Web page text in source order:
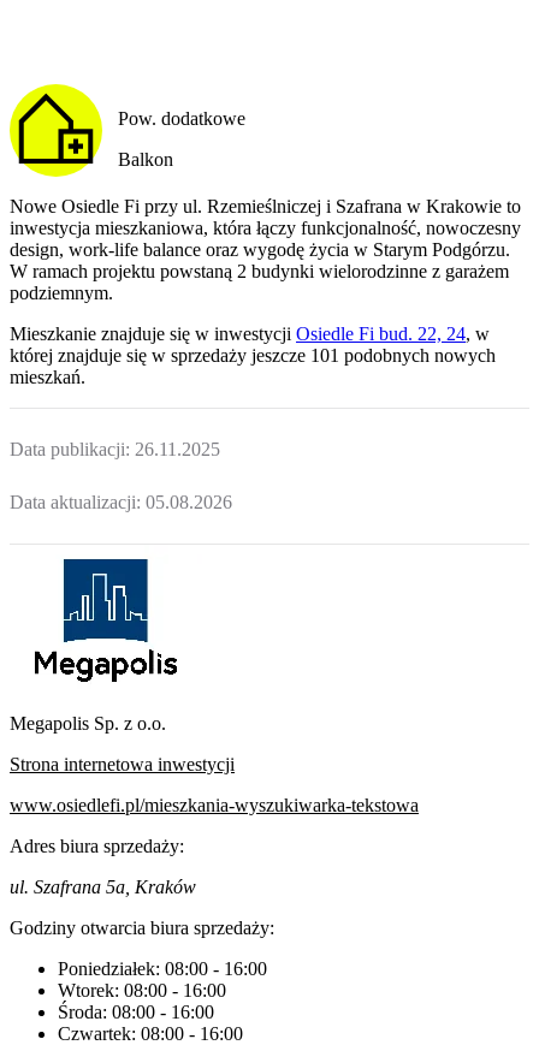
Pow. dodatkowe
Balkon
Nowe Osiedle Fi przy ul. Rzemieślniczej i Szafrana w Krakowie to
inwestycja mieszkaniowa, która łączy funkcjonalność, nowoczesny
design, work-life balance oraz wygodę życia w Starym Podgórzu.
W ramach projektu powstaną 2 budynki wielorodzinne z garażem
podziemnym.
Mieszkanie znajduje się w inwestycji Osiedle Fi bud. 22, 24, w
której znajduje się w sprzedaży jeszcze 101 podobnych nowych
mieszkań.
Data publikacji: 26.11.2025
Data aktualizacji: 05.08.2026
Megapolis Sp. z o.o.
Strona internetowa inwestycji
www.osiedlefi.pl/mieszkania-wyszukiwarka-tekstowa
Adres biura sprzedaży:
ul. Szafrana 5a, Kraków
Godziny otwarcia biura sprzedaży:
Poniedziałek: 08:00 - 16:00
Wtorek: 08:00 - 16:00
Środa: 08:00 - 16:00
Czwartek: 08:00 - 16:00